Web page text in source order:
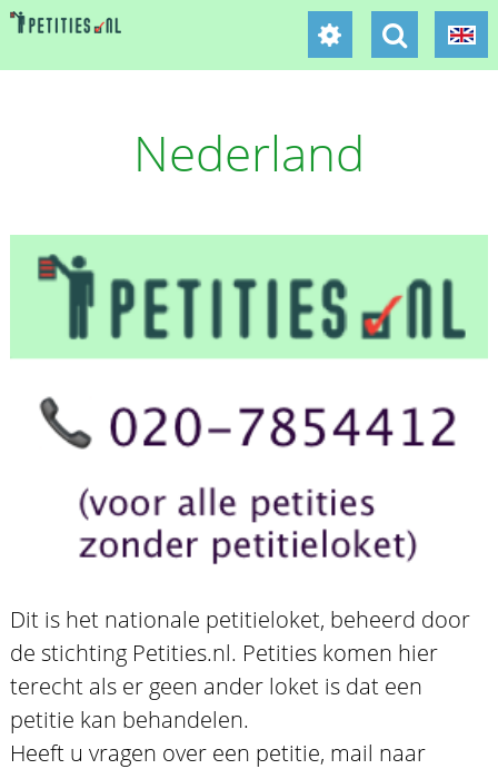
Nederland
Dit is het nationale petitieloket, beheerd door
de stichting Petities.nl. Petities komen hier
terecht als er geen ander loket is dat een
petitie kan behandelen.
Heeft u vragen over een petitie, mail naar